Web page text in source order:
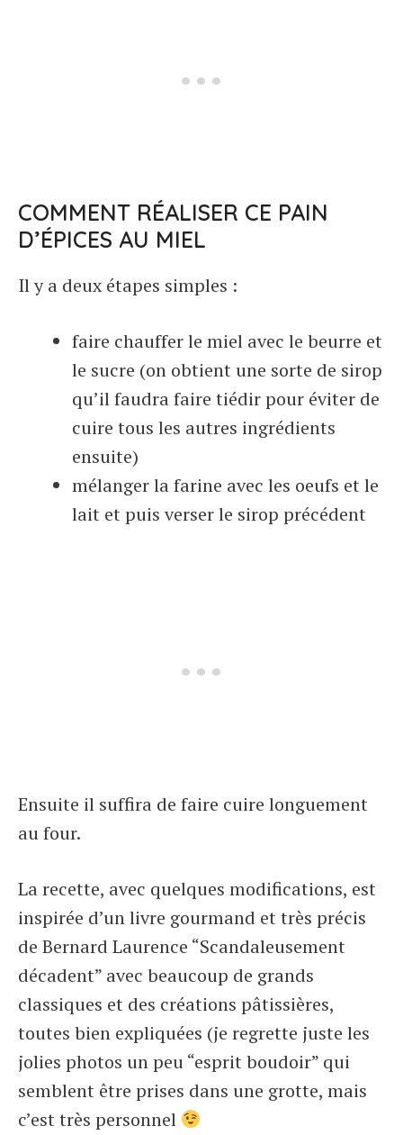
COMMENT RÉALISER CE PAIN
D’ÉPICES AU MIEL
Il y a deux étapes simples :
faire chauffer le miel avec le beurre et
le sucre (on obtient une sorte de sirop
qu’il faudra faire tiédir pour éviter de
cuire tous les autres ingrédients
ensuite)
mélanger la farine avec les oeufs et le
lait et puis verser le sirop précédent
Ensuite il suffira de faire cuire longuement
au four.
La recette, avec quelques modifications, est
inspirée d’un livre gourmand et très précis
de Bernard Laurence “Scandaleusement
décadent” avec beaucoup de grands
classiques et des créations pâtissières,
toutes bien expliquées (je regrette juste les
jolies photos un peu “esprit boudoir” qui
semblent être prises dans une grotte, mais
c’est très personnel